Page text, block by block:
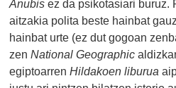
Anubis ez da psikotasiari buruz.
aitzakia polita beste hainbat
hainbat urte (ez dut gogoan
zenNational Geographic
egiptoarrenHildakoen liburua